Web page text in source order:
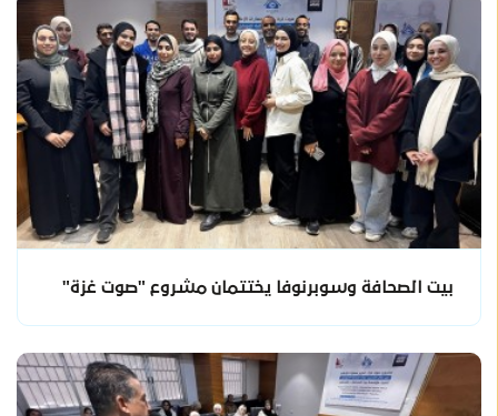
بيت الصحافة وسوبرنوفا يختتمان مشروع "صوت غزة"